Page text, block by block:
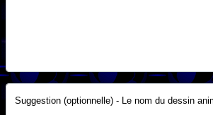
Suggestion (optionnelle) - Le nom du dessin